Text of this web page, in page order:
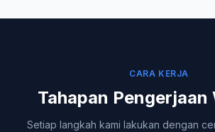
CARA KERJA
Tahapan Pengerjaan
Setiap langkah kami lakukan dengan